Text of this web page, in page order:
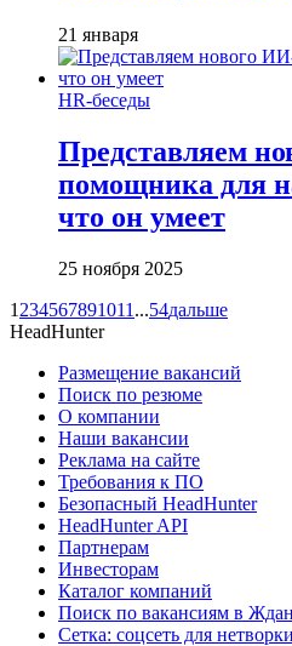
21 января
HR-беседы
Представляем
помощника для
что он умеет
25 ноября 2025
1 234567891011 ...54дальше
HeadHunter
Размещение вакансий
Поиск по резюме
О компании
Наши вакансии
Реклама на сайте
Требования к ПО
Безопасный HeadHunter
HeadHunter API
Партнерам
Инвесторам
Каталог компаний
Поиск по вакансиям в
Сетка: соцсеть для